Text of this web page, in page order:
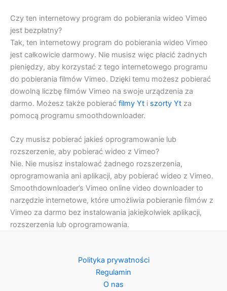
Czy ten internetowy program do pobierania wideo Vimeo
jest bezpłatny?
Tak, ten internetowy program do pobierania wideo Vimeo
jest całkowicie darmowy. Nie musisz więc płacić żadnych
pieniędzy, aby korzystać z tego internetowego programu
do pobierania filmów Vimeo. Dzięki temu możesz pobierać
dowolną liczbę filmów Vimeo na swoje urządzenia za
darmo. Możesz także pobierać filmy Yt i szorty Yt za
pomocą programu smoothdownloader.
Czy musisz pobierać jakieś oprogramowanie lub
rozszerzenie, aby pobierać wideo z Vimeo?
Nie. Nie musisz instalować żadnego rozszerzenia,
oprogramowania ani aplikacji, aby pobierać wideo z Vimeo.
Smoothdownloader’s Vimeo online video downloader to
narzędzie internetowe, które umożliwia pobieranie filmów z
Vimeo za darmo bez instalowania jakiejkolwiek aplikacji,
rozszerzenia lub oprogramowania.
Polityka prywatności
Regulamin
O nas